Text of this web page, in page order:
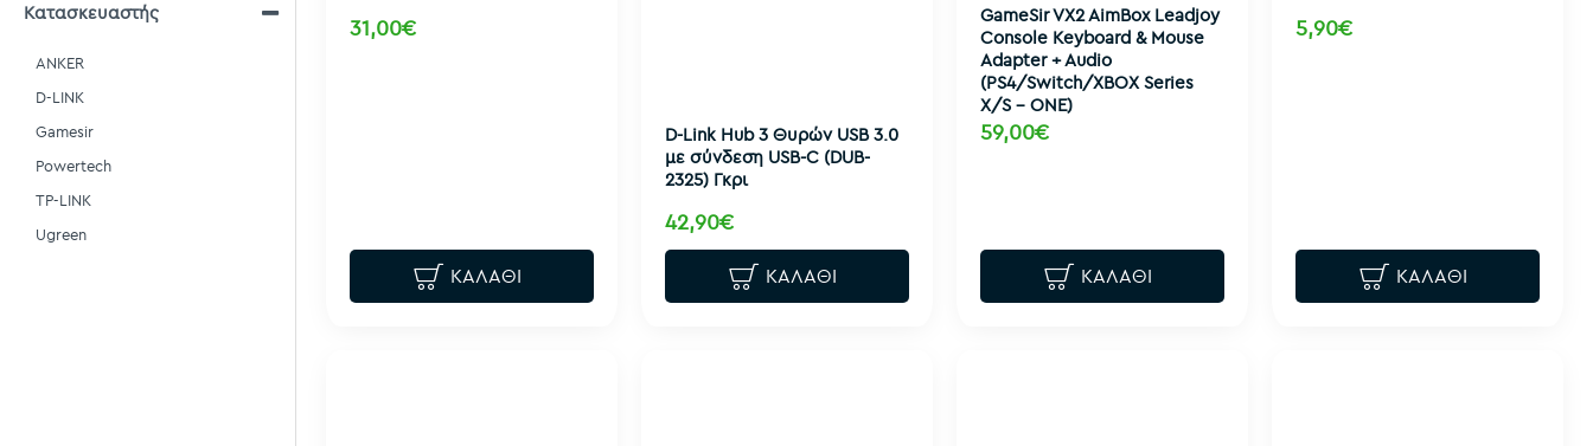
Κατασκευαστής
ANKER
D-LINK
Gamesir
Powertech
TP-LINK
Ugreen
31,00€
ΚΑΛΆΘΙ
D-Link Hub 3 Θυρών USB 3.0
με σύνδεση USB-C (DUB-
2325) Γκρι
42,90€
ΚΑΛΆΘΙ
GameSir VX2 AimBox Leadjoy
Console Keyboard & Mouse
Adapter + Audio
(PS4/Switch/XBOX Series
X/S - ONE)
59,00€
ΚΑΛΆΘΙ
5,90€
ΚΑΛΆΘΙ